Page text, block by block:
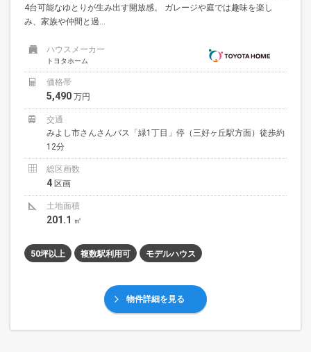
4台可能なゆとりが生み出す開放感。 ガレージや庭では趣味を楽し
み、家族や仲間と過...
ハウスメーカー
トヨタホーム
価格帯
5,490 万円
交通
みよし市さんさんバス「緑1丁目」停（三好ヶ丘駅方面）徒歩約
12分
総区画数
4 区画
土地面積
201.1 ㎡
50坪以上 複数駅利用可 モデルハウス
物件詳細を見る